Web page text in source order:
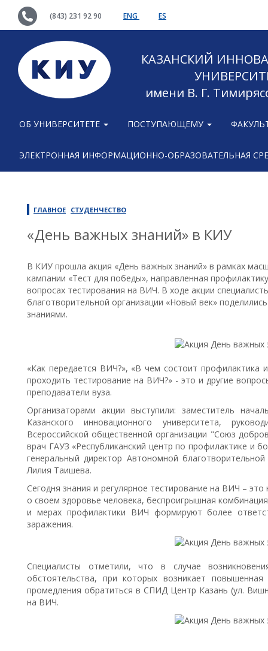
(843) 231 92 90 ENG ES
КАЗАНСКИЙ
имени В. Г.
ОБ УНИВЕРСИТЕТЕ ПОСТУПАЮЩЕМУ
ЭЛЕКТРОННАЯ ИНФОРМАЦИОННО-ОБРАЗОВАТЕЛЬНАЯ
ГЛАВНОЕ СТУДЕНЧЕСТВО
«День важных знаний» в КИУ
В КИУ прошла акция «День важных знаний» в рамках
кампании «Тест для победы», направленная
вопросах тестирования на ВИЧ. В ходе акции
благотворительной организации «Новый век»
знаниями.
«Как передается ВИЧ?», «В чем состоит профилактика
проходить тестирование на ВИЧ?» - это и другие
преподаватели вуза.
Организаторами акции выступили: заместитель
Казанского инновационного университета,
Всероссийской общественной организации "Союз
врач ГАУЗ «Республиканский центр по профилактике
генеральный директор Автономной
Лилия Таишева.
Сегодня знания и регулярное тестирование на ВИЧ –
о своем здоровье человека, беспроигрышная
и мерах профилактики ВИЧ формируют более
заражения.
Специалисты отметили, что в случае
обстоятельства, при которых возникает
промедления обратиться в СПИД Центр Казань (ул.
на ВИЧ.